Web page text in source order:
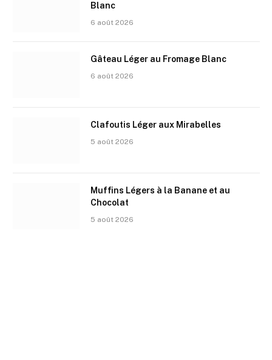
Blanc
6 août 2026
Gâteau Léger au Fromage Blanc
6 août 2026
Clafoutis Léger aux Mirabelles
5 août 2026
Muffins Légers à la Banane et au
Chocolat
5 août 2026